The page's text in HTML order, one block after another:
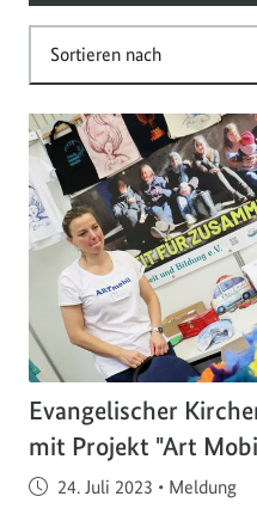
Sortieren nach
Evangelischer
mit Projekt "Art
Veröffentlicht am
24. Juli 2023 • Meldung